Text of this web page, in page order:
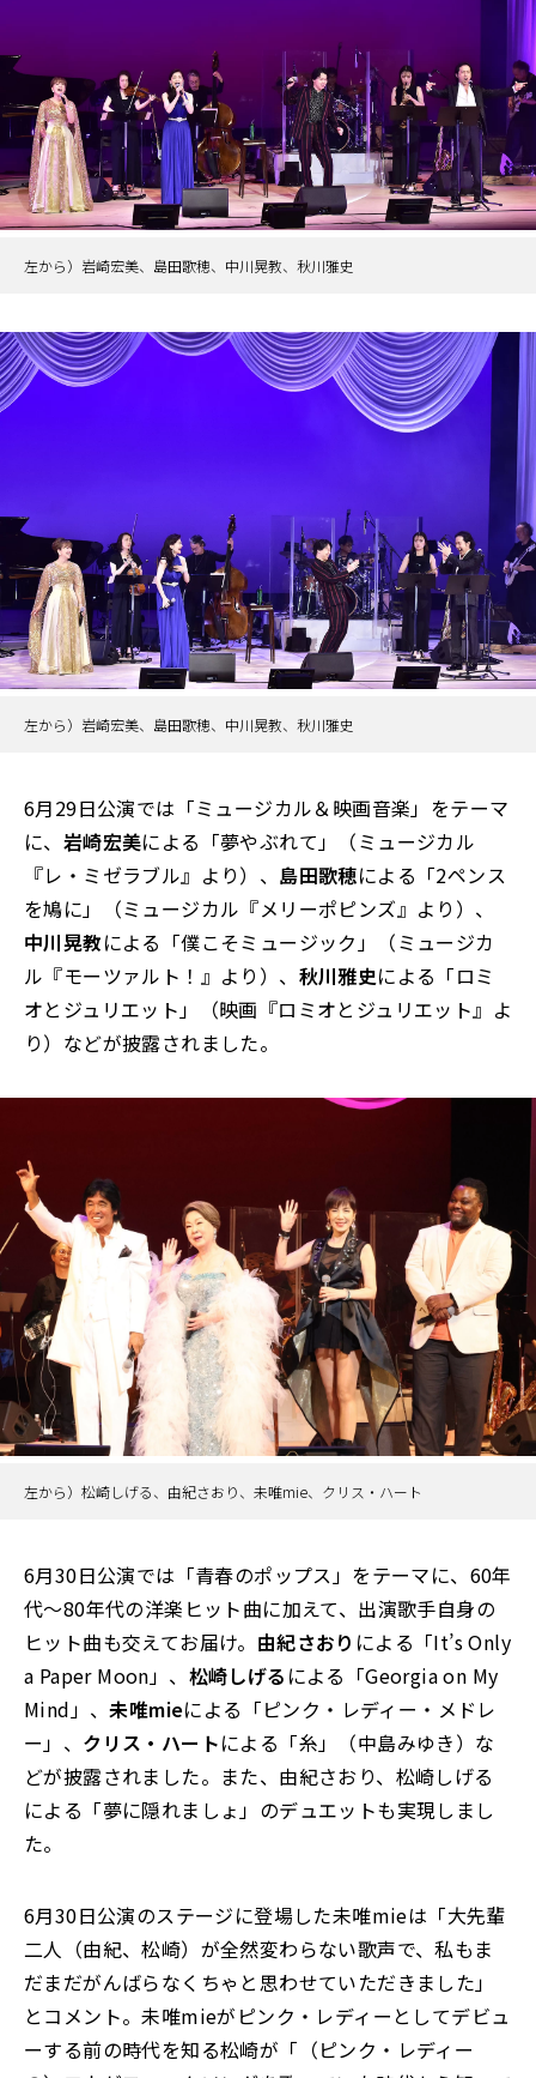
左から）岩崎宏美、島田歌穂、中川晃教、秋川雅史
左から）岩崎宏美、島田歌穂、中川晃教、秋川雅史
6月29日公演では「ミュージカル＆映画音楽」をテーマ
に、 岩崎宏美による「夢やぶれて」（ミュージカル
『レ・ミゼラブル』より）、 島田歌穂による「2ペンス
を鳩に」（ミュージカル『メリーポピンズ』より）、
中川晃教による「僕こそミュージック」（ミュージカ
ル『モーツァルト！』より）、 秋川雅史による「ロミ
オとジュリエット」（映画『ロミオとジュリエット』よ
り）などが披露されました。
左から）松崎しげる、由紀さおり、未唯mie、クリス・ハート
6月30日公演では「青春のポップス」をテーマに、60年
代～80年代の洋楽ヒット曲に加えて、出演歌手自身の
ヒット曲も交えてお届け。 由紀さおり による「It’s Only
a Paper Moon」、 松崎しげる による「Georgia on My
Mind」、未唯mieによる「ピンク・レディー・メドレ
ー」、 クリス・ハートによる「糸」（中島みゆき）な
どが披露されました。また、由紀さおり、松崎しげる
による「夢に隠れましょ」のデュエットも実現しまし
た。
6月30日公演のステージに登場した未唯mieは「大先輩
二人（由紀、松崎）が全然変わらない歌声で、私もま
だまだがんばらなくちゃと思わせていただきました」
とコメント。未唯mieがピンク・レディーとしてデビュ
ーする前の時代を知る松崎が「（ピンク・レディー